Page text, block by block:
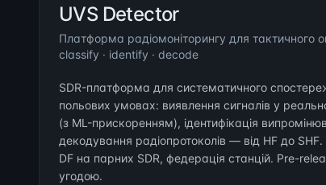
UVS Detector
Платформа радіомоніторингу для тактичного
classify · identify · decode
SDR-платформа для систематичного
польових умовах: виявлення сигналів у
(з ML-прискоренням), ідентифікація
декодування радіопротоколів — від HF до
DF на парних SDR, федерація станцій. Pre-
угодою.